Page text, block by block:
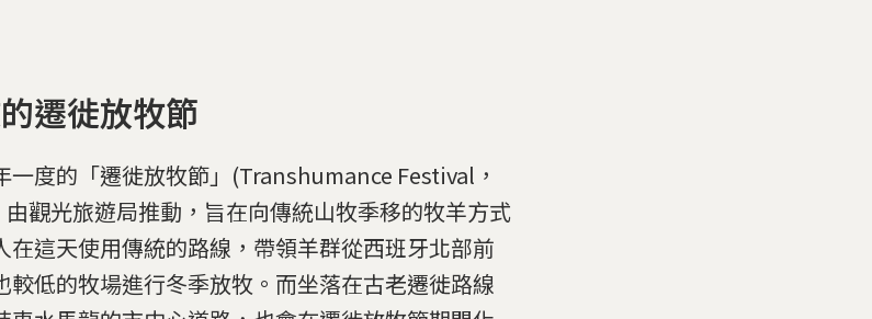
遷徙放牧節
一度的「遷徙放牧節」(Transhumance Festival，
觀光旅遊局推動，旨在向傳統山牧季移的牧羊方式
在這天使用傳統的路線，帶領羊群從西班牙北部前
較低的牧場進行冬季放牧。而坐落在古老遷徙路線